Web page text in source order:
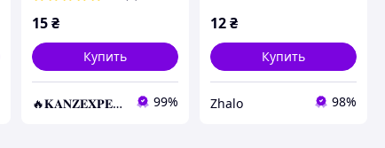
15 ₴
Купить
🔥𝐊𝐀𝐍𝐙𝐄𝐗𝐏𝐄𝐑𝐓.com.ua🔥 99%
12₴
Купить
Zhalo 98%